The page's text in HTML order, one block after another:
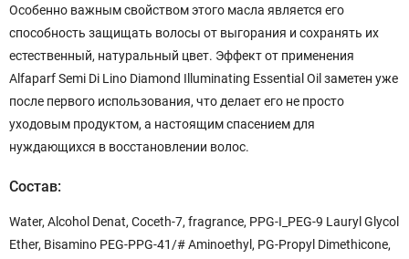
Особенно важным свойством этого масла является его
способность защищать волосы от выгорания и сохранять их
естественный, натуральный цвет. Эффект от применения
Alfaparf Semi Di Lino Diamond Illuminating Essential Oil заметен уже
после первого использования, что делает его не просто
уходовым продуктом, а настоящим спасением для
нуждающихся в восстановлении волос.
Состав:
Water, Alcohol Denat, Coceth-7, fragrance, PPG-I_PEG-9 Lauryl Glycol
Ether, Bisamino PEG-PPG-41/# Aminoethyl, PG-Propyl Dimethicone,